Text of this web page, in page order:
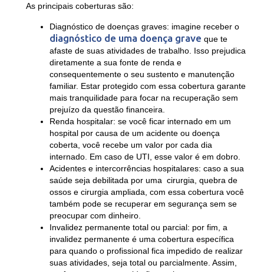
As principais coberturas são:
Diagnóstico de doenças graves: imagine receber o
diagnóstico de uma doença grave que te
afaste de suas atividades de trabalho. Isso prejudica
diretamente a sua fonte de renda e
consequentemente o seu sustento e manutenção
familiar. Estar protegido com essa cobertura garante
mais tranquilidade para focar na recuperação sem
prejuízo da questão financeira.
Renda hospitalar: se você ficar internado em um
hospital por causa de um acidente ou doença
coberta, você recebe um valor por cada dia
internado. Em caso de UTI, esse valor é em dobro.
Acidentes e intercorrências hospitalares: caso a sua
saúde seja debilitada por uma cirurgia, quebra de
ossos e cirurgia ampliada, com essa cobertura você
também pode se recuperar em segurança sem se
preocupar com dinheiro.
Invalidez permanente total ou parcial: por fim, a
invalidez permanente é uma cobertura específica
para quando o profissional fica impedido de realizar
suas atividades, seja total ou parcialmente. Assim,